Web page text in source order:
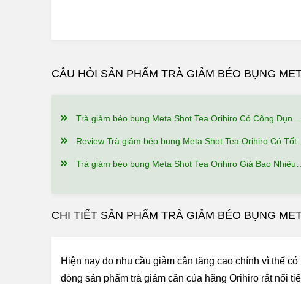
CÂU HỎI SẢN PHẨM TRÀ GIẢM BÉO BỤNG
Trà giảm béo bụng Meta Shot Tea Orihiro Có Công Dụng, Điểm Nổi Bật Gì?
Review Trà giảm béo bụng Meta Shot Tea Orihiro Có Tốt Không? Ai Đã Sử Dụng?
Trà giảm béo bụng Meta Shot Tea Orihiro Giá Bao Nhiêu, Nên Mua Ở Đâu Đảm Bảo?
CHI TIẾT SẢN PHẨM TRÀ GIẢM BÉO BỤNG
Hiện nay do nhu cầu giảm cân tăng cao chính vì thế
dòng sản phẩm trà giảm cân của hãng Orihiro rất nổi